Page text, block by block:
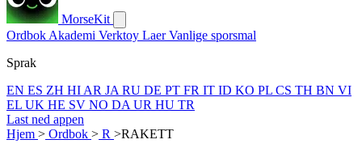
MorseKit
Ordbok Akademi Verktoy LaerVanlige sporsmal
Sprak
EN ES ZH HI AR JA RU DE PT FR IT ID KO PL CS TH BN VI
EL UK HE SV NO DA UR HU TR
Last ned appen
Hjem > Ordbok > R >RAKETT